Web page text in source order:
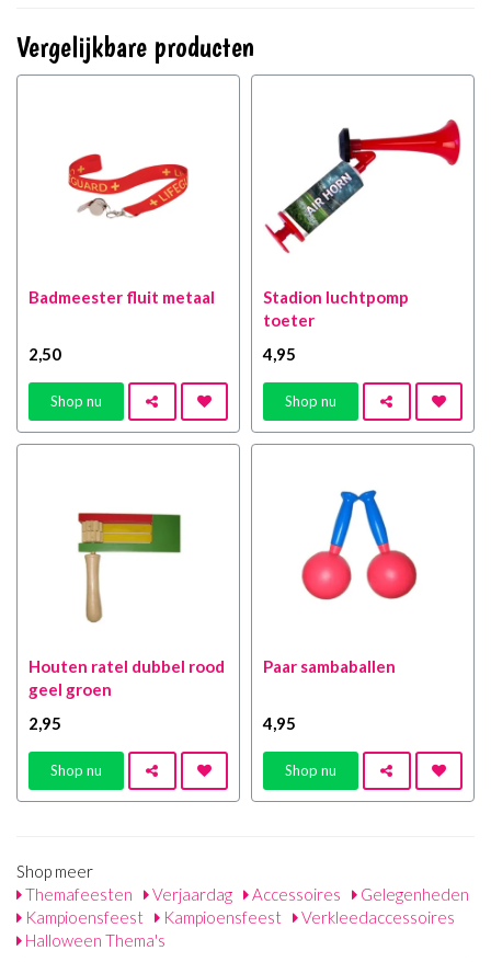
Vergelijkbare producten
Badmeester fluit metaal
2 ,50
Shop nu
Stadion luchtpomp
toeter
4 ,95
Shop nu
Houten ratel dubbel rood
geel groen
2 ,95
Shop nu
Paar sambaballen
4 ,95
Shop nu
Shop meer
Themafeesten
Verjaardag Accessoires
Gelegenheden
Kampioensfeest
Kampioensfeest
Verkleedaccessoires
Halloween Thema's